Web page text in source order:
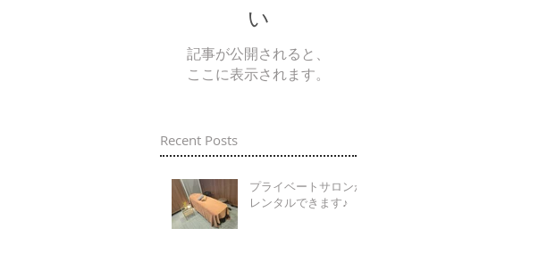
い
記事が公開されると、
ここに表示されます。
Recent Posts
プライベートサロンが
レンタルできます♪